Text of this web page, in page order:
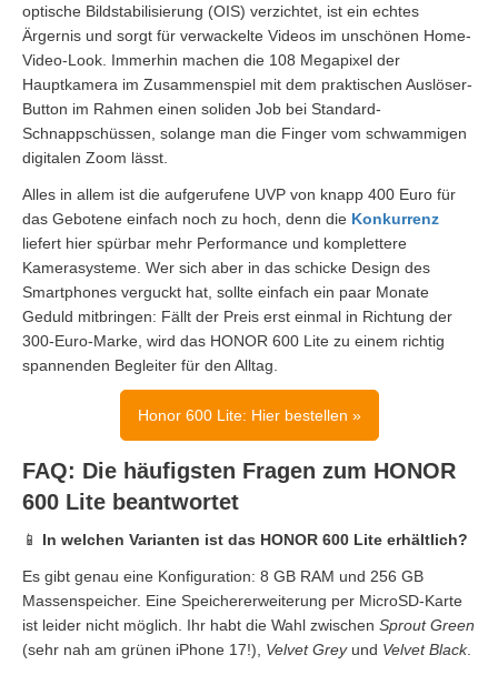
optische Bildstabilisierung (OIS) verzichtet, ist ein echtes
Ärgernis und sorgt für verwackelte Videos im unschönen Home-
Video-Look. Immerhin machen die 108 Megapixel der
Hauptkamera im Zusammenspiel mit dem praktischen Auslöser-
Button im Rahmen einen soliden Job bei Standard-
Schnappschüssen, solange man die Finger vom schwammigen
digitalen Zoom lässt.
Alles in allem ist die aufgerufene UVP von knapp 400 Euro für
das Gebotene einfach noch zu hoch, denn die Konkurrenz
liefert hier spürbar mehr Performance und komplettere
Kamerasysteme. Wer sich aber in das schicke Design des
Smartphones verguckt hat, sollte einfach ein paar Monate
Geduld mitbringen: Fällt der Preis erst einmal in Richtung der
300-Euro-Marke, wird das HONOR 600 Lite zu einem richtig
spannenden Begleiter für den Alltag.
Honor 600 Lite: Hier bestellen »
FAQ: Die häufigsten Fragen zum HONOR
600 Lite beantwortet
📱 In welchen Varianten ist das HONOR 600 Lite erhältlich?
Es gibt genau eine Konfiguration: 8 GB RAM und 256 GB
Massenspeicher. Eine Speichererweiterung per MicroSD-Karte
ist leider nicht möglich. Ihr habt die Wahl zwischen Sprout Green
(sehr nah am grünen iPhone 17!), Velvet Greyund Velvet Black.